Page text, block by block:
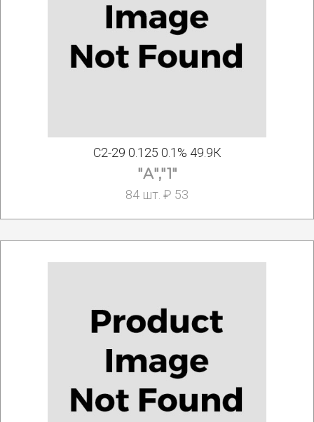
С2-29 0.125 0.1% 49.9К
"А","1"
84 шт. ₽ 53